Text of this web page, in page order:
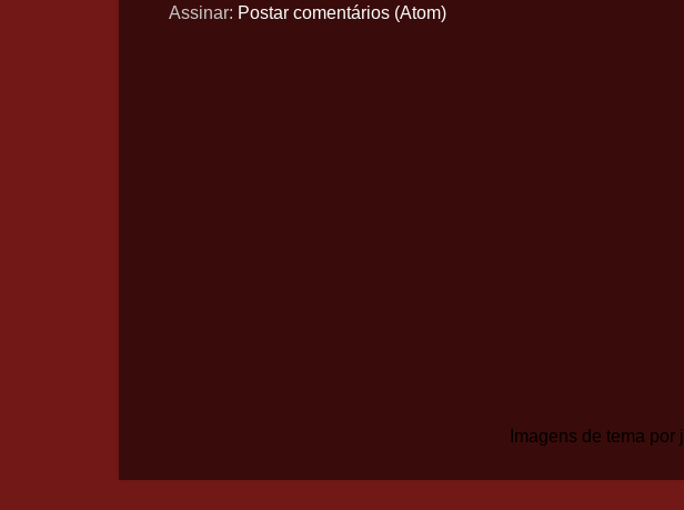
Assinar: Postar comentários (Atom)
Imagens de tema por